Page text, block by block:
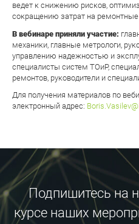
ведет к снижению рисков,
сокращению затрат на
В вебинаре приняли участие:
механики, главные метрологи,
управлению надежностью и
специалисты систем ТОиР,
ремонтов, руководители и
Для получения материалов по
электронный адрес:
Подпишитесь на
курсе наших